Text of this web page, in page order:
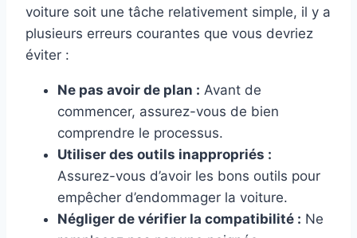
voiture soit une tâche relativement simple, il y a
plusieurs erreurs courantes que vous devriez
éviter :
Ne pas avoir de plan : Avant de
commencer, assurez-vous de bien
comprendre le processus.
Utiliser des outils inappropriés :
Assurez-vous d’avoir les bons outils pour
empêcher d’endommager la voiture.
Négliger de vérifier la compatibilité : Ne